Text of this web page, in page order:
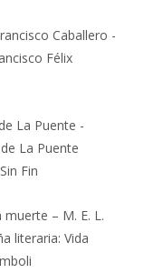
Caballero -
Félix
La Puente -
La Puente
Fin
muerte – M. E. L.
literaria: Vida